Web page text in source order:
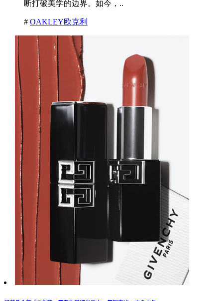
断打破美学的边界。如今，..
# OAKLEY欧克利